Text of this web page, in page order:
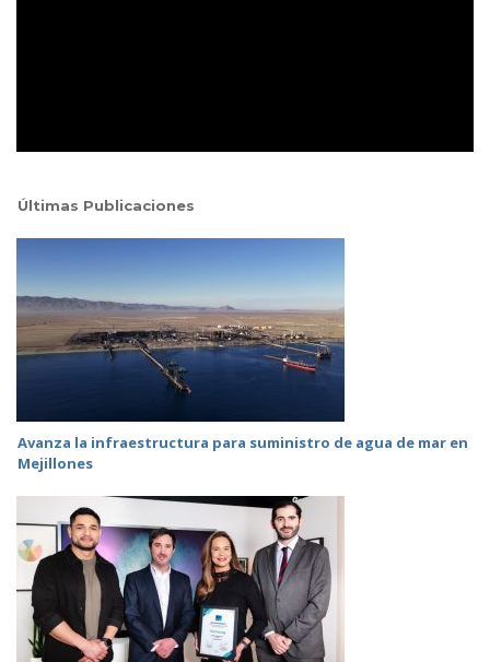
Últimas Publicaciones
Avanza la infraestructura para suministro de agua de mar en
Mejillones